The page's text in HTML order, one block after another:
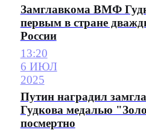
Замглавкома ВМФ
первым в стране
России
13:20
6 ИЮЛ
2025
Путин наградил
Гудкова медалью
посмертно